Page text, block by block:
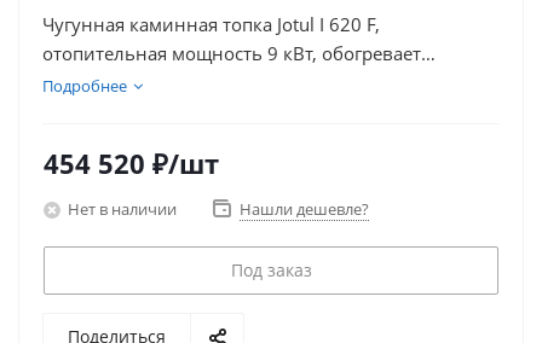
Чугунная каминная топка Jotul I 620 F,
отопительная мощность 9 кВт, обогревает
поверхность дома площадью до 180 м
Подробнее
454 520 ₽/шт
Нет в наличии Нашли дешевле?
Под заказ
Поделиться